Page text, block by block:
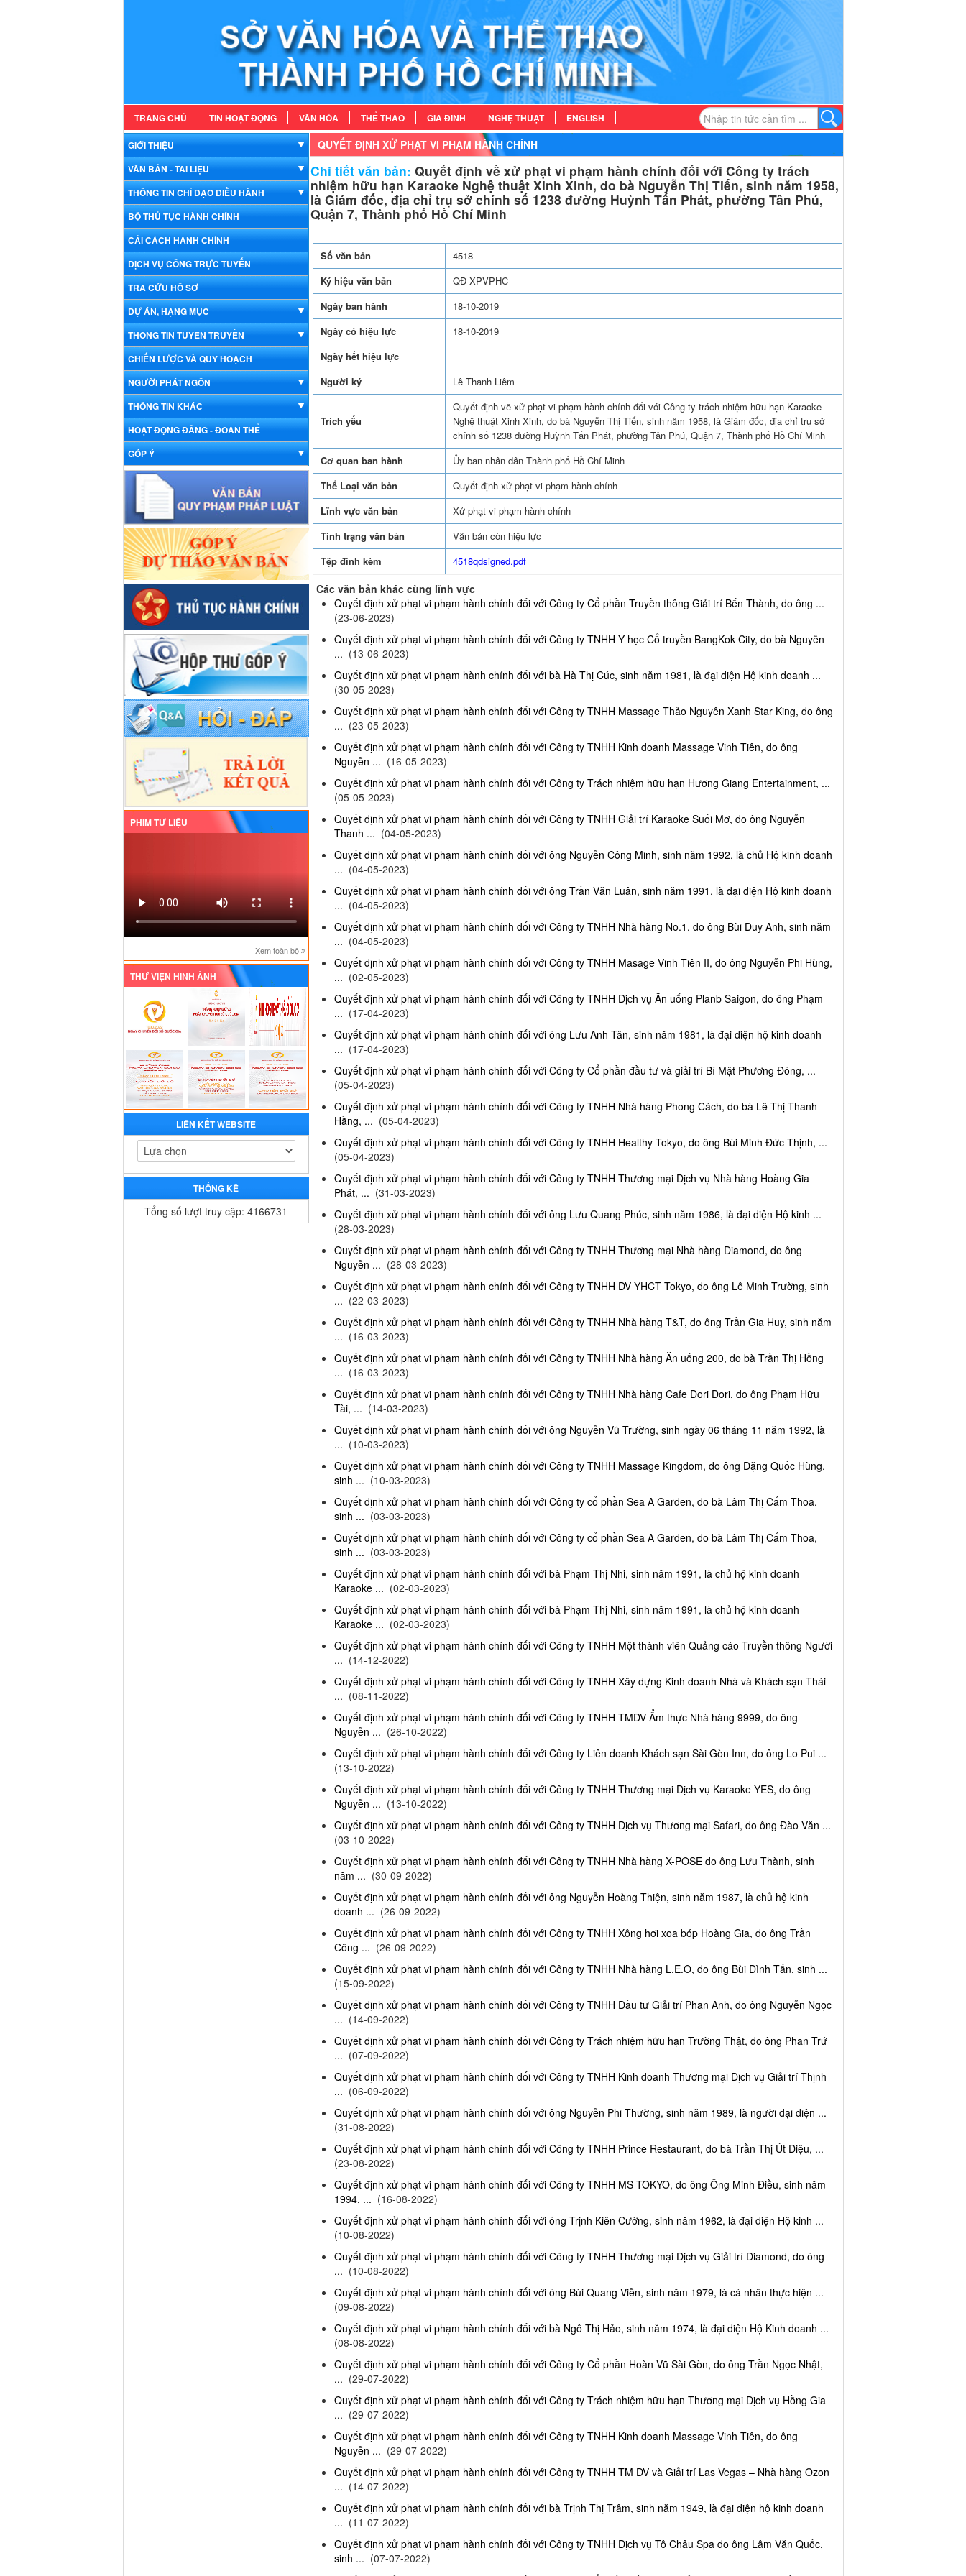
TRANG CHỦ TIN HOẠT ĐỘNG VĂN HÓA THỂ THAO GIA ĐÌNH NGHỆ THUẬT ENGLISH
GIỚI THIỆU
VĂN BẢN - TÀI LIỆU
THÔNG TIN CHỈ ĐẠO ĐIỀU HÀNH
BỘ THỦ TỤC HÀNH CHÍNH
CẢI CÁCH HÀNH CHÍNH
DỊCH VỤ CÔNG TRỰC TUYẾN
TRA CỨU HỒ SƠ
DỰ ÁN, HẠNG MỤC
THÔNG TIN TUYÊN TRUYỀN
CHIẾN LƯỢC VÀ QUY HOẠCH
NGƯỜI PHÁT NGÔN
THÔNG TIN KHÁC
HOẠT ĐỘNG ĐẢNG - ĐOÀN THỂ
GÓP Ý
PHIM TƯ LIỆU
Xem toàn bộ
THƯ VIỆN HÌNH ẢNH
LIÊN KẾT WEBSITE
THỐNG KÊ
Tổng số lượt truy cập: 4166731
QUYẾT ĐỊNH XỬ PHẠT VI PHẠM HÀNH CHÍNH
Chi tiết văn bản: Quyết định về xử phạt vi phạm hành chính đối với Công ty trách
nhiệm hữu hạn Karaoke Nghệ thuật Xinh Xinh, do bà Nguyễn Thị Tiến, sinh năm 1958,
là Giám đốc, địa chỉ trụ sở chính số 1238 đường Huỳnh Tấn Phát, phường Tân Phú,
Quận 7, Thành phố Hồ Chí Minh
Số văn bản
4518
Ký hiệu văn bản
QĐ-XPVPHC
Ngày ban hành
18-10-2019
Ngày có hiệu lực
18-10-2019
Ngày hết hiệu lực
Người ký
Lê Thanh Liêm
Trích yếu
Quyết định về xử phạt vi phạm hành chính đối với Công ty trách nhiệm hữu hạn Karaoke
Nghệ thuật Xinh Xinh, do bà Nguyễn Thị Tiến, sinh năm 1958, là Giám đốc, địa chỉ trụ sở
chính số 1238 đường Huỳnh Tấn Phát, phường Tân Phú, Quận 7, Thành phố Hồ Chí Minh
Cơ quan ban hành
Ủy ban nhân dân Thành phố Hồ Chí Minh
Thể Loại văn bản
Quyết định xử phạt vi phạm hành chính
Lĩnh vực văn bản
Xử phạt vi phạm hành chính
Tình trạng văn bản
Văn bản còn hiệu lực
Tệp đính kèm
4518qdsigned.pdf
Các văn bản khác cùng lĩnh vực
Quyết định xử phạt vi phạm hành chính đối với Công ty Cổ phần Truyền thông Giải trí Bến Thành, do ông ...
(23-06-2023)
Quyết định xử phạt vi phạm hành chính đối với Công ty TNHH Y học Cổ truyền BangKok City, do bà Nguyễn
... (13-06-2023)
Quyết định xử phạt vi phạm hành chính đối với bà Hà Thị Cúc, sinh năm 1981, là đại diện Hộ kinh doanh ...
(30-05-2023)
Quyết định xử phạt vi phạm hành chính đối với Công ty TNHH Massage Thảo Nguyên Xanh Star King, do ông
... (23-05-2023)
Quyết định xử phạt vi phạm hành chính đối với Công ty TNHH Kinh doanh Massage Vinh Tiên, do ông
Nguyễn ... (16-05-2023)
Quyết định xử phạt vi phạm hành chính đối với Công ty Trách nhiệm hữu hạn Hương Giang Entertainment, ...
(05-05-2023)
Quyết định xử phạt vi phạm hành chính đối với Công ty TNHH Giải trí Karaoke Suối Mơ, do ông Nguyễn
Thanh ... (04-05-2023)
Quyết định xử phạt vi phạm hành chính đối với ông Nguyễn Công Minh, sinh năm 1992, là chủ Hộ kinh doanh
... (04-05-2023)
Quyết định xử phạt vi phạm hành chính đối với ông Trần Văn Luân, sinh năm 1991, là đại diện Hộ kinh doanh
... (04-05-2023)
Quyết định xử phạt vi phạm hành chính đối với Công ty TNHH Nhà hàng No.1, do ông Bùi Duy Anh, sinh năm
... (04-05-2023)
Quyết định xử phạt vi phạm hành chính đối với Công ty TNHH Masage Vinh Tiên II, do ông Nguyễn Phi Hùng,
... (02-05-2023)
Quyết định xử phạt vi phạm hành chính đối với Công ty TNHH Dịch vụ Ăn uống Planb Saigon, do ông Phạm
... (17-04-2023)
Quyết định xử phạt vi phạm hành chính đối với ông Lưu Anh Tân, sinh năm 1981, là đại diện hộ kinh doanh
... (17-04-2023)
Quyết định xử phạt vi phạm hành chính đối với Công ty Cổ phần đầu tư và giải trí Bí Mật Phương Đông, ...
(05-04-2023)
Quyết định xử phạt vi phạm hành chính đối với Công ty TNHH Nhà hàng Phong Cách, do bà Lê Thị Thanh
Hằng, ... (05-04-2023)
Quyết định xử phạt vi phạm hành chính đối với Công ty TNHH Healthy Tokyo, do ông Bùi Minh Đức Thịnh, ...
(05-04-2023)
Quyết định xử phạt vi phạm hành chính đối với Công ty TNHH Thương mại Dịch vụ Nhà hàng Hoàng Gia
Phát, ... (31-03-2023)
Quyết định xử phạt vi phạm hành chính đối với ông Lưu Quang Phúc, sinh năm 1986, là đại diện Hộ kinh ...
(28-03-2023)
Quyết định xử phạt vi phạm hành chính đối với Công ty TNHH Thương mại Nhà hàng Diamond, do ông
Nguyễn ... (28-03-2023)
Quyết định xử phạt vi phạm hành chính đối với Công ty TNHH DV YHCT Tokyo, do ông Lê Minh Trường, sinh
... (22-03-2023)
Quyết định xử phạt vi phạm hành chính đối với Công ty TNHH Nhà hàng T&T, do ông Trần Gia Huy, sinh năm
... (16-03-2023)
Quyết định xử phạt vi phạm hành chính đối với Công ty TNHH Nhà hàng Ăn uống 200, do bà Trần Thị Hồng
... (16-03-2023)
Quyết định xử phạt vi phạm hành chính đối với Công ty TNHH Nhà hàng Cafe Dori Dori, do ông Phạm Hữu
Tài, ... (14-03-2023)
Quyết định xử phạt vi phạm hành chính đối với ông Nguyễn Vũ Trường, sinh ngày 06 tháng 11 năm 1992, là
... (10-03-2023)
Quyết định xử phạt vi phạm hành chính đối với Công ty TNHH Massage Kingdom, do ông Đặng Quốc Hùng,
sinh ... (10-03-2023)
Quyết định xử phạt vi phạm hành chính đối với Công ty cổ phần Sea A Garden, do bà Lâm Thị Cẩm Thoa,
sinh ... (03-03-2023)
Quyết định xử phạt vi phạm hành chính đối với Công ty cổ phần Sea A Garden, do bà Lâm Thị Cẩm Thoa,
sinh ... (03-03-2023)
Quyết định xử phạt vi phạm hành chính đối với bà Phạm Thị Nhi, sinh năm 1991, là chủ hộ kinh doanh
Karaoke ... (02-03-2023)
Quyết định xử phạt vi phạm hành chính đối với bà Phạm Thị Nhi, sinh năm 1991, là chủ hộ kinh doanh
Karaoke ... (02-03-2023)
Quyết định xử phạt vi phạm hành chính đối với Công ty TNHH Một thành viên Quảng cáo Truyền thông Người
... (14-12-2022)
Quyết định xử phạt vi phạm hành chính đối với Công ty TNHH Xây dựng Kinh doanh Nhà và Khách sạn Thái
... (08-11-2022)
Quyết định xử phạt vi phạm hành chính đối với Công ty TNHH TMDV Ẩm thực Nhà hàng 9999, do ông
Nguyễn ... (26-10-2022)
Quyết định xử phạt vi phạm hành chính đối với Công ty Liên doanh Khách sạn Sài Gòn Inn, do ông Lo Pui ...
(13-10-2022)
Quyết định xử phạt vi phạm hành chính đối với Công ty TNHH Thương mại Dịch vụ Karaoke YES, do ông
Nguyễn ... (13-10-2022)
Quyết định xử phạt vi phạm hành chính đối với Công ty TNHH Dịch vụ Thương mại Safari, do ông Đào Văn ...
(03-10-2022)
Quyết định xử phạt vi phạm hành chính đối với Công ty TNHH Nhà hàng X-POSE do ông Lưu Thành, sinh
năm ... (30-09-2022)
Quyết định xử phạt vi phạm hành chính đối với ông Nguyễn Hoàng Thiện, sinh năm 1987, là chủ hộ kinh
doanh ... (26-09-2022)
Quyết định xử phạt vi phạm hành chính đối với Công ty TNHH Xông hơi xoa bóp Hoàng Gia, do ông Trần
Công ... (26-09-2022)
Quyết định xử phạt vi phạm hành chính đối với Công ty TNHH Nhà hàng L.E.O, do ông Bùi Đình Tấn, sinh ...
(15-09-2022)
Quyết định xử phạt vi phạm hành chính đối với Công ty TNHH Đầu tư Giải trí Phan Anh, do ông Nguyễn Ngọc
... (14-09-2022)
Quyết định xử phạt vi phạm hành chính đối với Công ty Trách nhiệm hữu hạn Trường Thật, do ông Phan Trứ
... (07-09-2022)
Quyết định xử phạt vi phạm hành chính đối với Công ty TNHH Kinh doanh Thương mại Dịch vụ Giải trí Thịnh
... (06-09-2022)
Quyết định xử phạt vi phạm hành chính đối với ông Nguyễn Phi Thường, sinh năm 1989, là người đại diện ...
(31-08-2022)
Quyết định xử phạt vi phạm hành chính đối với Công ty TNHH Prince Restaurant, do bà Trần Thị Út Diệu, ...
(23-08-2022)
Quyết định xử phạt vi phạm hành chính đối với Công ty TNHH MS TOKYO, do ông Ông Minh Điều, sinh năm
1994, ... (16-08-2022)
Quyết định xử phạt vi phạm hành chính đối với ông Trịnh Kiên Cường, sinh năm 1962, là đại diện Hộ kinh ...
(10-08-2022)
Quyết định xử phạt vi phạm hành chính đối với Công ty TNHH Thương mại Dịch vụ Giải trí Diamond, do ông
... (10-08-2022)
Quyết định xử phạt vi phạm hành chính đối với ông Bùi Quang Viễn, sinh năm 1979, là cá nhân thực hiện ...
(09-08-2022)
Quyết định xử phạt vi phạm hành chính đối với bà Ngô Thị Hảo, sinh năm 1974, là đại diện Hộ Kinh doanh ...
(08-08-2022)
Quyết định xử phạt vi phạm hành chính đối với Công ty Cổ phần Hoàn Vũ Sài Gòn, do ông Trần Ngọc Nhật,
... (29-07-2022)
Quyết định xử phạt vi phạm hành chính đối với Công ty Trách nhiệm hữu hạn Thương mại Dịch vụ Hồng Gia
... (29-07-2022)
Quyết định xử phạt vi phạm hành chính đối với Công ty TNHH Kinh doanh Massage Vinh Tiên, do ông
Nguyễn ... (29-07-2022)
Quyết định xử phạt vi phạm hành chính đối với Công ty TNHH TM DV và Giải trí Las Vegas – Nhà hàng Ozon
... (14-07-2022)
Quyết định xử phạt vi phạm hành chính đối với bà Trịnh Thị Trâm, sinh năm 1949, là đại diện hộ kinh doanh
... (11-07-2022)
Quyết định xử phạt vi phạm hành chính đối với Công ty TNHH Dịch vụ Tô Châu Spa do ông Lâm Văn Quốc,
sinh ... (07-07-2022)